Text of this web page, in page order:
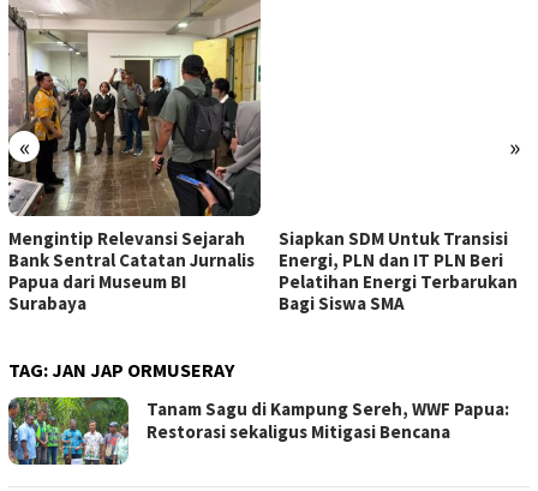
« »
Mengintip Relevansi Sejarah
Bank Sentral Catatan Jurnalis
Papua dari Museum BI
Surabaya
Siapkan SDM Untuk Transisi
Energi, PLN dan IT PLN Beri
Pelatihan Energi Terbarukan
Bagi Siswa SMA
TAG:JAN JAP ORMUSERAY
Tanam Sagu di Kampung Sereh, WWF Papua:
Restorasi sekaligus Mitigasi Bencana